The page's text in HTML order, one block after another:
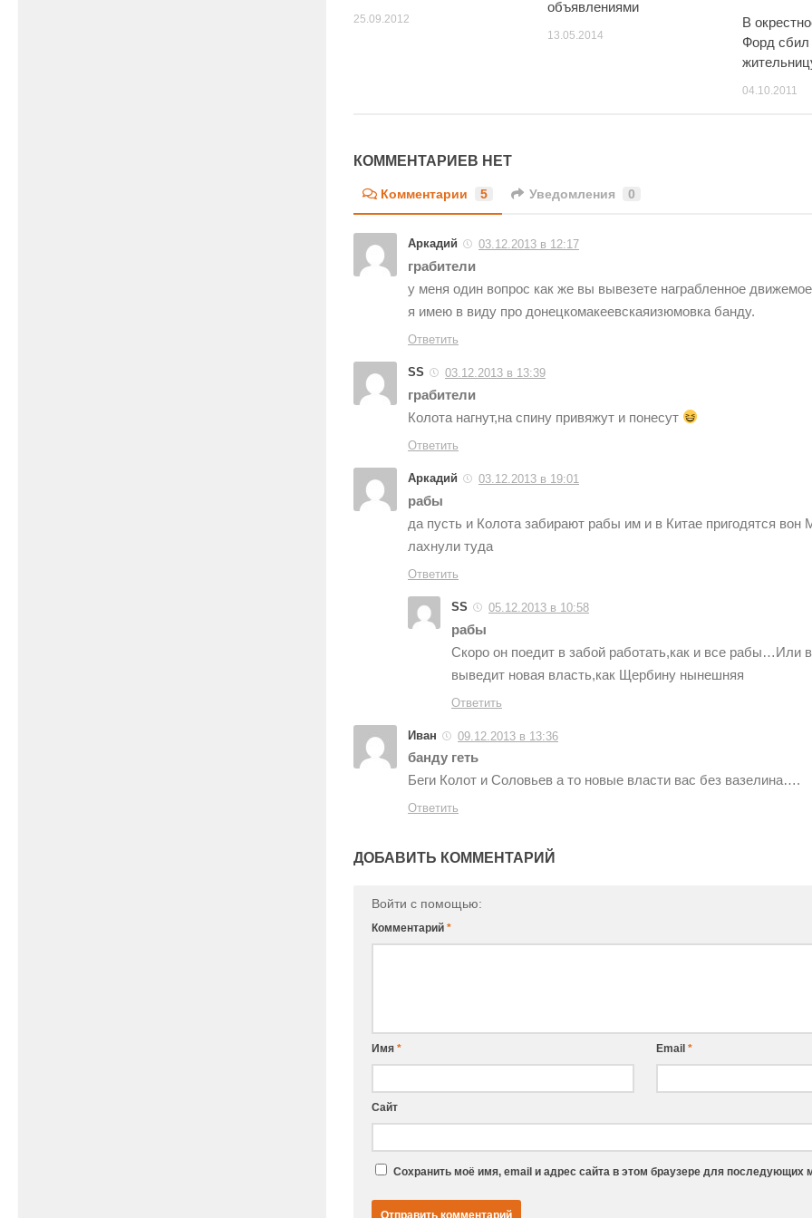
25.09.2012
объявлениями
13.05.2014
В
Форд
04.10.2011
КОММЕНТАРИЕВ НЕТ
Комментарии 5 Уведомления 0
Аркадий 03.12.2013 в 12:17
грабители
у меня один вопрос как же вы вывезете награбленное
я имею в виду про донецкомакеевскаяизюмовка банду.
Ответить
SS 03.12.2013 в 13:39
грабители
Колота нагнут,на спину привяжут и понесут
Ответить
Аркадий 03.12.2013 в 19:01
рабы
да пусть и Колота забирают рабы им и в Китае пригодятся вон
лахнули туда
Ответить
SS 05.12.2013 в 10:58
рабы
Скоро он поедит в забой работать,как и все рабы…Или
выведит новая власть,как Щербину нынешняя
Ответить
Иван 09.12.2013 в 13:36
банду геть
Беги Колот и Соловьев а то новые власти вас без вазелина….
Ответить
ДОБАВИТЬ КОММЕНТАРИЙ
Войти с помощью:
Комментарий *
Имя * Email*
Сайт
Сохранить моё имя, email и адрес сайта в этом браузере для последующих